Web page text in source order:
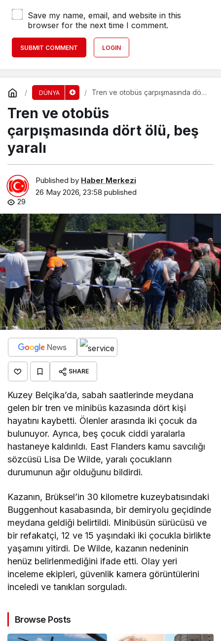
Save my name, email, and website in this
browser for the next time I comment.
SUBMIT COMMENT LOGIN
DÜNYA
Tren ve otobüs çarpışmasında dört
Tren ve otobüs
çarpışmasında dört ölü, beş
yaralı
Published by Haber Merkezi
26 May 2026, 23:58 published
29
SHARE
Kuzey Belçika’da, sabah saatlerinde meydana
gelen bir tren ve minibüs kazasında dört kişi
hayatını kaybetti. Ölenler arasında iki çocuk da
bulunuyor. Ayrıca, beş çocuk ciddi yaralarla
hastaneye kaldırıldı. East Flanders kamu savcılığı
sözcüsü Lisa De Wilde, yaralı çocukların
durumunun ağır olduğunu bildirdi.
Kazanın, Brüksel’in 30 kilometre kuzeybatısındaki
Buggenhout kasabasında, bir demiryolu geçidinde
meydana geldiği belirtildi. Minibüsün sürücüsü ve
bir refakatçi, 12 ve 15 yaşındaki iki çocukla birlikte
yaşamını yitirdi. De Wilde, kazanın nedeninin
henüz belirlenmediğini ifade etti. Olay yeri
inceleme ekipleri, güvenlik kamera görüntülerini
inceledi ve tanıkları sorguladı.
Browse Posts